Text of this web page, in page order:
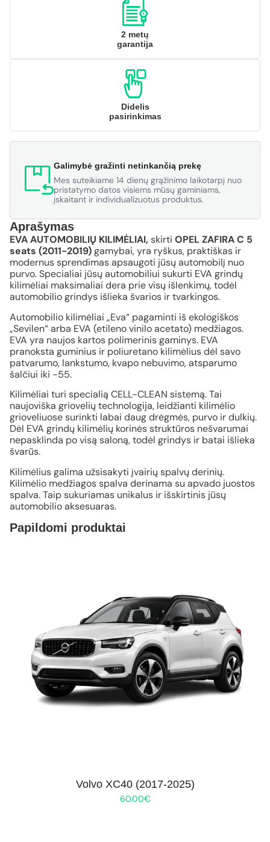
2 metų
garantija
Didelis
pasirinkimas
Galimybė gražinti netinkančią prekę
Mes suteikiame 14 dienų grąžinimo laikotarpį nuo
pristatymo datos visiems mūsų gaminiams,
įskaitant ir individualizuotus produktus.
Aprašymas
EVA AUTOMOBILIŲ KILIMĖLIAI, skirti OPEL ZAFIRA C 5
seats (2011-2019)gamybai, yra ryškus, praktiškas ir
modernus sprendimas apsaugoti jūsų automobilį nuo
purvo. Specialiai jūsų automobiliui sukurti EVA grindų
kilimėliai maksimaliai dera prie visų išlenkimų, todėl
automobilio grindys išlieka švarios ir tvarkingos.
Automobilio kilimėliai „Eva“ pagaminti iš ekologiškos
„Sevilen“ arba EVA (etileno vinilo acetato) medžiagos.
EVA yra naujos kartos polimerinis gaminys. EVA
pranoksta guminius ir poliuretano kilimėlius dėl savo
patvarumo, lankstumo, kvapo nebuvimo, atsparumo
šalčiui iki -55.
Kilimėliai turi specialią CELL-CLEAN sistemą. Tai
naujoviška griovelių technologija, leidžianti kilimėlio
grioveliuose surinkti labai daug drėgmės, purvo ir dulkių.
Dėl EVA grindų kilimėlių korinės struktūros nešvarumai
nepasklinda po visą saloną, todėl grindys ir batai išlieka
švarūs.
Kilimėlius galima užsisakyti įvairių spalvų derinių.
Kilimėlio medžiagos spalva derinama su apvado juostos
spalva. Taip sukuriamas unikalus ir išskirtinis jūsų
automobilio aksesuaras.
Papildomi produktai
Volvo XC40 (2017-2025)
60.00€